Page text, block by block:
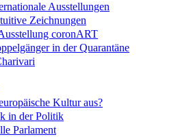
Ausstellungen
Zeichnungen
coronART
in der Quarantäne
Kultur aus?
in der Politik
Parlament